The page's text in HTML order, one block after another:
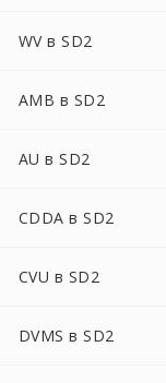
WV в SD2
AMB в SD2
AU в SD2
CDDA в SD2
CVU в SD2
DVMS в SD2